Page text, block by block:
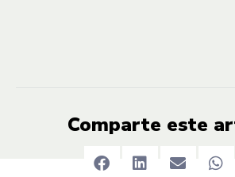
Comparte este